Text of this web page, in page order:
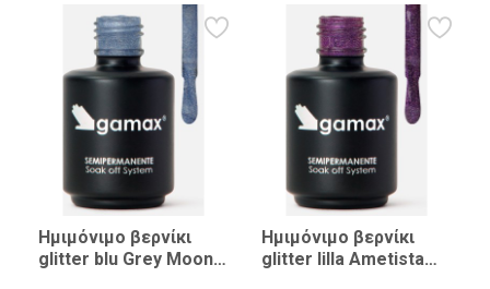
Ημιμόνιμο βερνίκι
glitter blu Grey Moon
Ημιμόνιμο βερνίκι
glitter lilla Ametista